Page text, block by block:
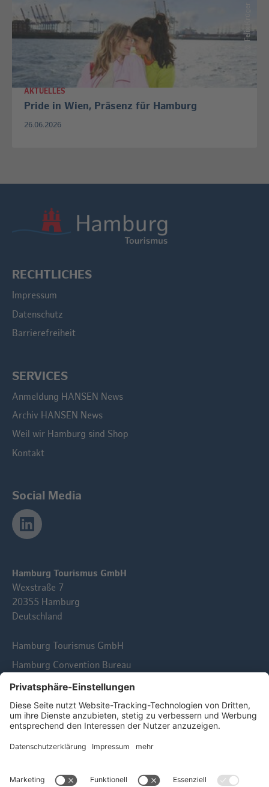
Felix Krüger
AKTUELLES
Pride in Wien, Präsenz für Hamburg
26.06.2026
Hamburg Tourismus GmbH
Wexstraße 7
20355 Hamburg
Deutschland
Hamburg Tourismus GmbH
Hamburg Convention Bureau
RECHTLICHES
Impressum
Datenschutz
Barrierefreiheit
SERVICES
Anmeldung HANSEN News
Archiv HANSEN News
Weil wir Hamburg sind Shop
Kontakt
Social Media
© 2026 Hamburg Tourismus GmbH | Alle Rechte
vorbehalten